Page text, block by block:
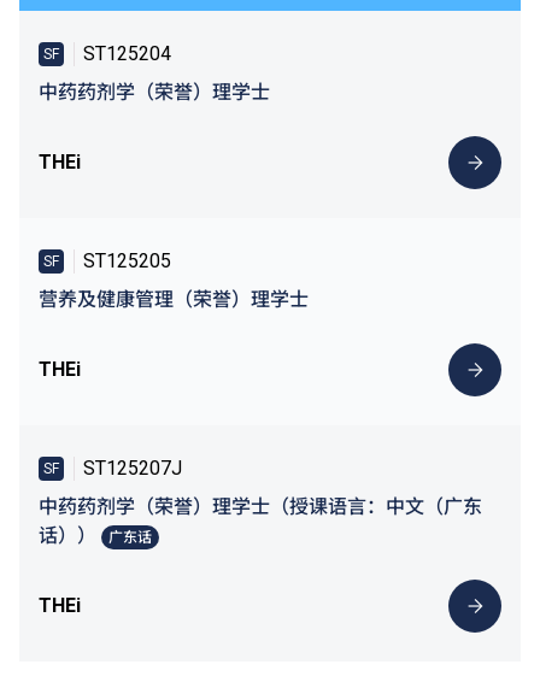
SF
ST125204
中药药剂学（荣誉）理学士
THEi
SF
ST125205
营养及健康管理（荣誉）理学士
THEi
SF
ST125207J
中药药剂学（荣誉）理学士（授课语言：中文（广东
话））
广东话
THEi